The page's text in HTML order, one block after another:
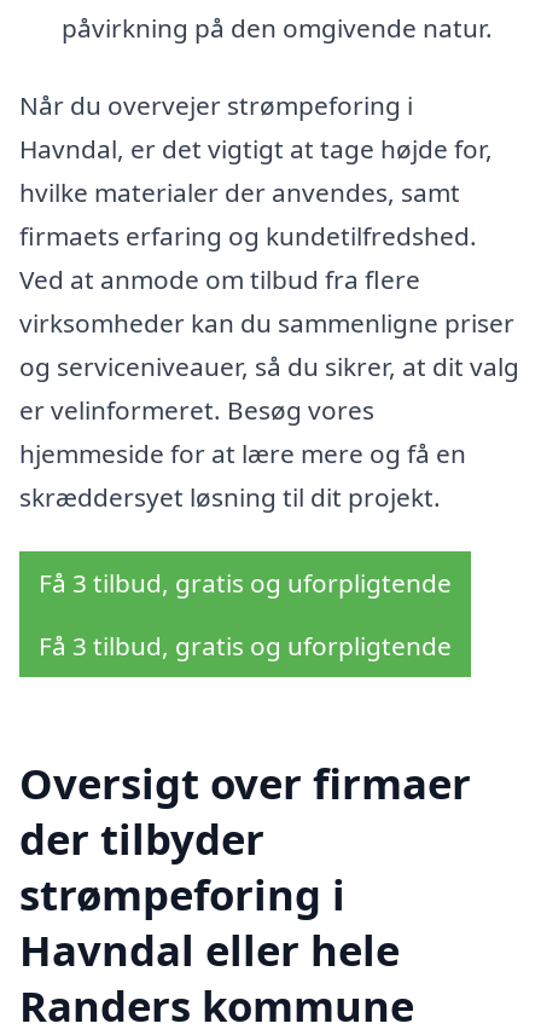
påvirkning på den omgivende natur.
Når du overvejer strømpeforing i
Havndal, er det vigtigt at tage højde for,
hvilke materialer der anvendes, samt
firmaets erfaring og kundetilfredshed.
Ved at anmode om tilbud fra flere
virksomheder kan du sammenligne priser
og serviceniveauer, så du sikrer, at dit valg
er velinformeret. Besøg vores
hjemmeside for at lære mere og få en
skræddersyet løsning til dit projekt.
Få 3 tilbud, gratis og uforpligtende
Få 3 tilbud, gratis og uforpligtende
Oversigt over firmaer
der tilbyder
strømpeforing i
Havndal eller hele
Randers kommune